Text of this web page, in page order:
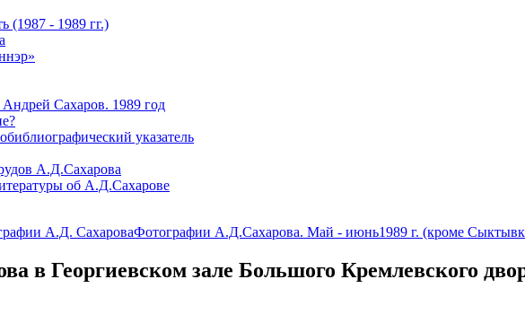
(1987 - 1989 гг.)
Сахаров. 1989 год
указатель
А.Д.Сахарова
об А.Д.Сахарове
А.Д. СахароваФотографии А.Д.Сахарова. Май - июнь1989 г. (кроме
в Георгиевском зале Большого Кремлевского